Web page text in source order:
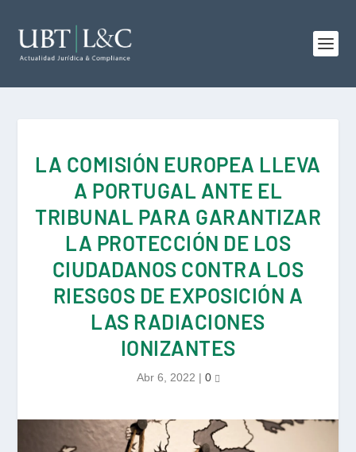
LA COMISIÓN EUROPEA LLEVA
A PORTUGAL ANTE EL
TRIBUNAL PARA GARANTIZAR
LA PROTECCIÓN DE LOS
CIUDADANOS CONTRA LOS
RIESGOS DE EXPOSICIÓN A
LAS RADIACIONES
IONIZANTES
Abr 6, 2022 | 0